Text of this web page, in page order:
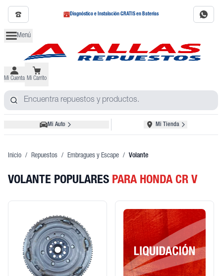
Diagnóstico e Instalación GRATIS en Baterías
Menú
Mi Cuenta Mi Carrito
Mi Auto Mi Tienda
Inicio / Repuestos / Embragues y Escape / Volante
VOLANTE POPULARES PARA HONDA CR V